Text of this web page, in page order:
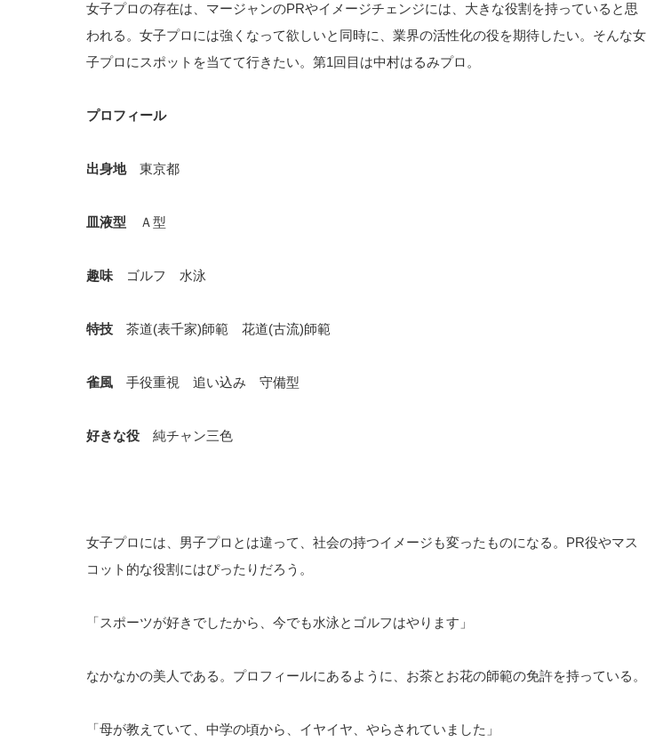
女子プロの存在は、マージャンのPRやイメージチェンジには、大きな役割を持っていると思
われる。女子プロには強くなって欲しいと同時に、業界の活性化の役を期待したい。そんな女
子プロにスポットを当てて行きたい。第1回目は中村はるみプロ。
プロフィール
出身地東京都
皿液型 Ａ型
趣味 ゴルフ 水泳
特技 茶道(表千家)師範 花道(古流)師範
雀風 手役重視 追い込み 守備型
好きな役 純チャン三色
女子プロには、男子プロとは違って、社会の持つイメージも変ったものになる。PR役やマス
コット的な役割にはぴったりだろう。
「スポーツが好きでしたから、今でも水泳とゴルフはやります」
なかなかの美人である。プロフィールにあるように、お茶とお花の師範の免許を持っている。
「母が教えていて、中学の頃から、イヤイヤ、やらされていました」